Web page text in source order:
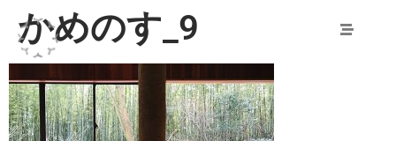
かめのす_9